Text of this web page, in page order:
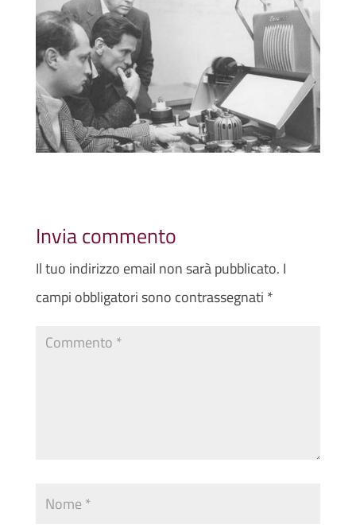
Invia commento
Il tuo indirizzo email non sarà pubblicato. I
campi obbligatori sono contrassegnati *